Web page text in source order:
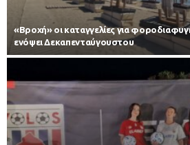
«Βροχή» οι καταγγελίες για
ενόψει Δεκαπενταύγουστου